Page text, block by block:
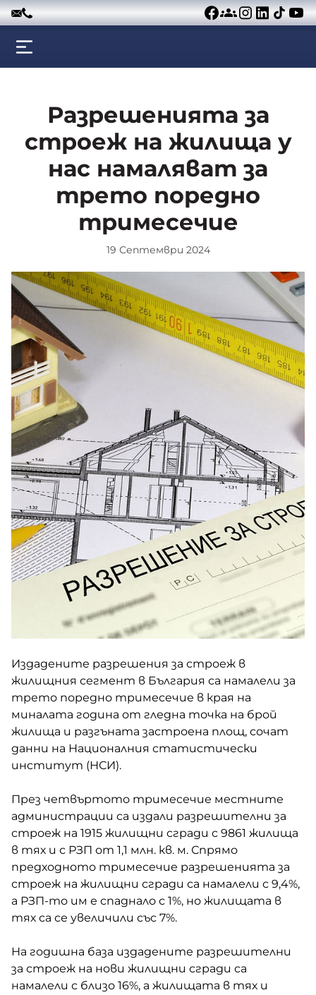
Към съдържанието
Разрешенията за
строеж на жилища у
нас намаляват за
трето поредно
тримесечие
19 Септември 2024
Издадените разрешения за строеж в
жилищния сегмент в България са намалели за
трето поредно тримесечие в края на
миналата година от гледна точка на брой
жилища и разгъната застроена площ, сочат
данни на Националния статистически
институт (НСИ).
През четвъртото тримесечие местните
администрации са издали разрешителни за
строеж на 1915 жилищни сгради с 9861 жилища
в тях и с РЗП от 1,1 млн. кв. м. Спрямо
предходното тримесечие разрешенията за
строеж на жилищни сгради са намалели с 9,4%,
а РЗП-то им е спаднало с 1%, но жилищата в
тях са се увеличили със 7%.
На годишна база издадените разрешителни
за строеж на нови жилищни сгради са
намалели с близо 16%, а жилищата в тях и